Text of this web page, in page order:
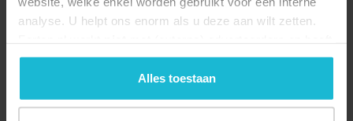
analyse. U helpt ons enorm als u deze aan wilt zetten.
geen commerciële doelstelling. U kunt deze cookies via
de knoppen accepteren, beheren of weigeren.
Alles toestaan